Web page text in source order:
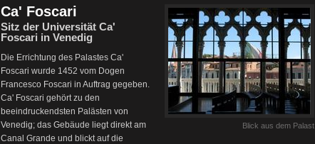
Blick aus dem Palast
Ca' Foscari
Sitz der Universität Ca'
Foscari in Venedig
Die Errichtung des Palastes Ca'
Foscari wurde 1452 vom Dogen
Francesco Foscari in Auftrag gegeben.
Ca' Foscari gehört zu den
beeindruckendsten Palästen von
Venedig; das Gebäude liegt direkt am
Canal Grande und blickt auf die